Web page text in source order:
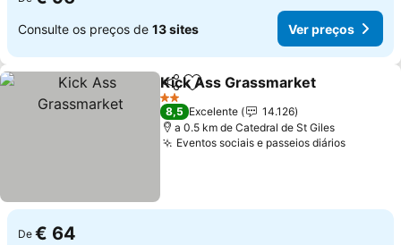
Consulte os preços de 13 sites Ver preços
PartilharAdicionar aos favoritos
Kick Ass Grassmarket
2 Estrelas
8,5 Excelente
14.126
a 0.5 km de Catedral de St Giles
Eventos sociais e passeios diários
De € 64